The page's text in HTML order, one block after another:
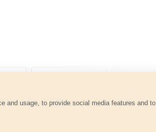
and usage, to provide social media features and to